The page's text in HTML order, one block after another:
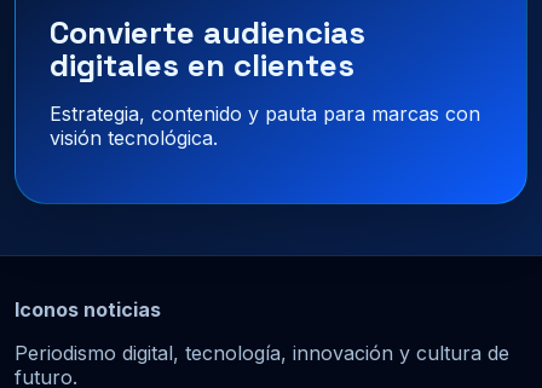
Convierte audiencias
digitales en clientes
Estrategia, contenido y pauta para marcas con
visión tecnológica.
Iconos noticias
Periodismo digital, tecnología, innovación y cultura de
futuro.